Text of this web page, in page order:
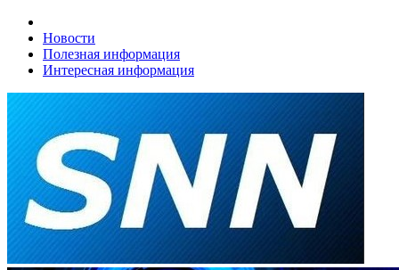
Новости
Полезная информация
Интересная информация